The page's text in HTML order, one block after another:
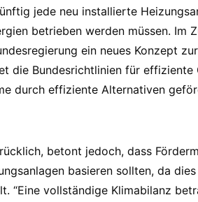
jede neu installierte
betrieben werden müssen. Im
ein neues Konzept
die Bundesrichtlinien für effiziente
durch effiziente Alternativen
betont jedoch, dass
basieren sollten, da
“Eine vollständige Klimabilanz